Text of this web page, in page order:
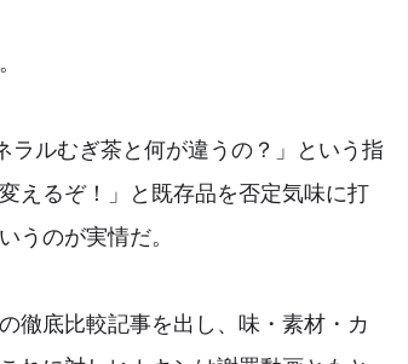
ラルむぎ茶と何が違うの？」という指
えるぞ！」と既存品を否定気味に打
うのが実情だ。
徹底比較記事を出し、味・素材・カ